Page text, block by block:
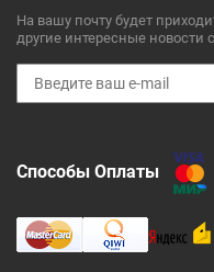
На вашу почту будет
другие интересные новости
Способы Оплаты